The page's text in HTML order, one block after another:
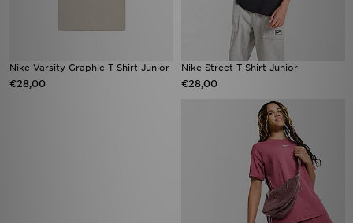
Nike Varsity Graphic T-Shirt Junior
€28,00
Nike Street T-Shirt Junior
€28,00